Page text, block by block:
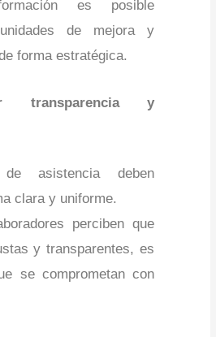
es posible
de mejora y
forma estratégica.
transparencia y
asistencia deben
clara y uniforme.
perciben que
y transparentes, es
se comprometan con